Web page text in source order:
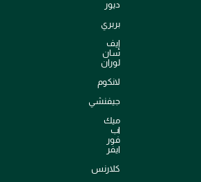
ديور
بربري
إيف
سان
لوران
لانكوم
جيفنشي
ميك
اب
فور
ايفر
كلارنس